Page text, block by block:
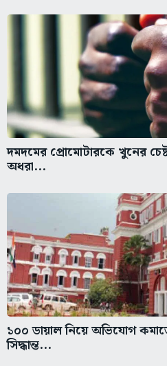
দমদমের প্রোমোটারকে খুনের
অধরা...
১০০ ডায়াল নিয়ে অভিযোগ
সিদ্ধান্ত...